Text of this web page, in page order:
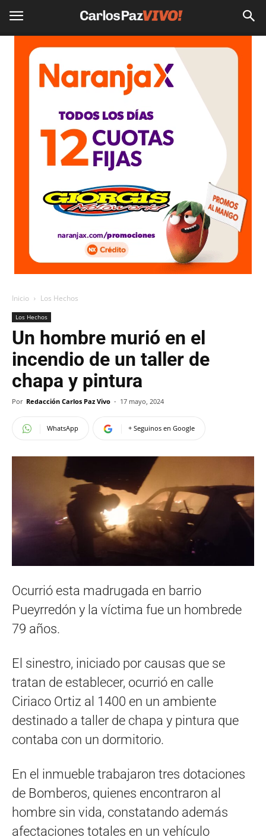
Inicio Los Hechos
Los Hechos
Un hombre murió en el
incendio de un taller de
chapa y pintura
Por Redacción Carlos Paz Vivo - 17 mayo, 2024
WhatsApp + Seguinos en Google
Ocurrió esta madrugada en barrio
Pueyrredón y la víctima fue un hombrede
79 años.
El sinestro, iniciado por causas que se
tratan de establecer, ocurrió en calle
Ciriaco Ortiz al 1400 en un ambiente
destinado a taller de chapa y pintura que
contaba con un dormitorio.
En el inmueble trabajaron tres dotaciones
de Bomberos, quienes encontraron al
hombre sin vida, constatando además
afectaciones totales en un vehículo